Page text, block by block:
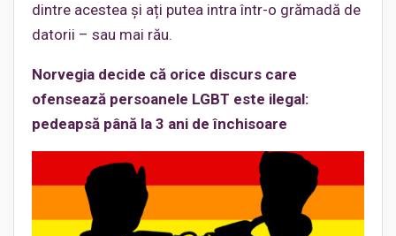
dintre acestea și ați putea intra într-o grămadă de
datorii – sau mai rău.
Norvegia decide că orice discurs care
ofensează persoanele LGBT este ilegal:
pedeapsă până la 3 ani de închisoare